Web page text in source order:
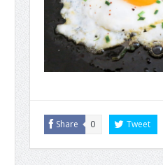
Share 0 Tweet